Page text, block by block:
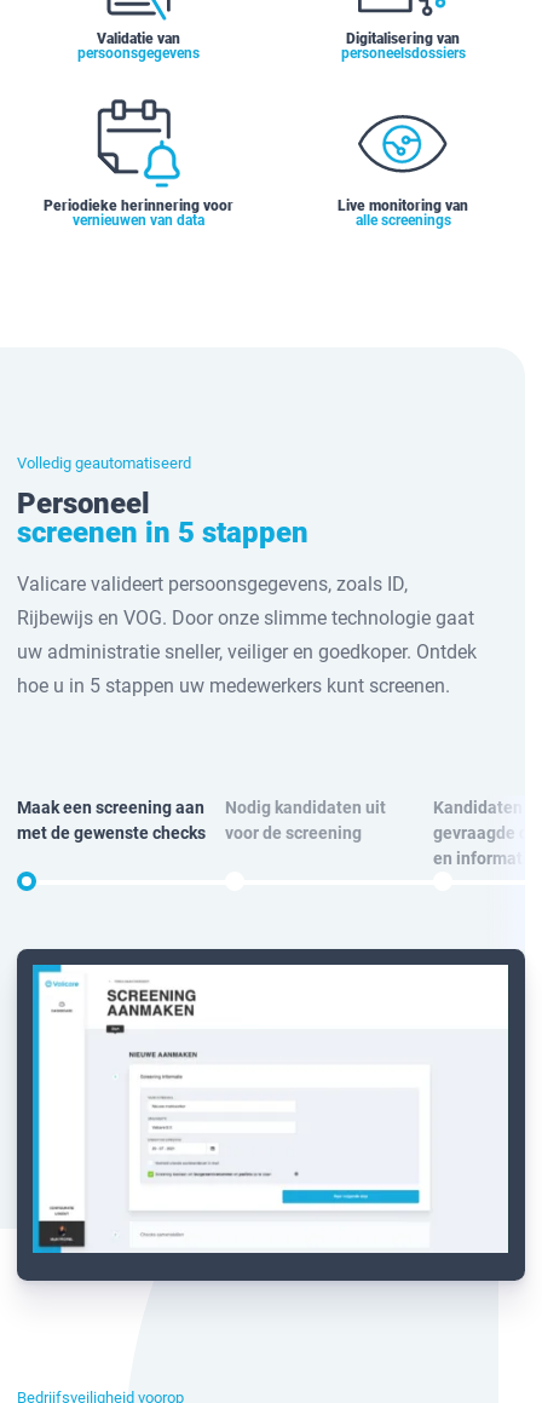
Validatie van
persoonsgegevens
Digitalisering van
personeelsdossiers
Periodieke herinnering voor
vernieuwen van data
Live monitoring van
alle screenings
Volledig geautomatiseerd
Personeel
screenen in 5 stappen
Valicare valideert persoonsgegevens, zoals ID,
Rijbewijs en VOG. Door onze slimme technologie gaat
uw administratie sneller, veiliger en goedkoper. Ontdek
hoe u in 5 stappen uw medewerkers kunt screenen.
Maak een screening aan
met de gewenste checks
Nodig kandidaten uit
voor de screening
Kandidaten
gevraagde
en informatie
Bedrijfsveiligheid voorop